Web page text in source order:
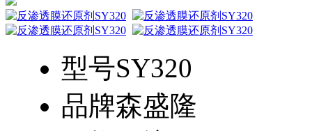
型号SY320
品牌森盛隆